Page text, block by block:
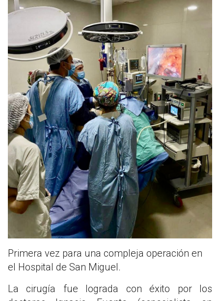
Primera vez para una compleja operación en
el Hospital de San Miguel.
La cirugía fue lograda con éxito por los